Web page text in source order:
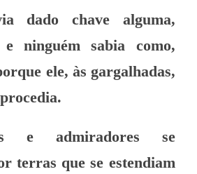
dado chave alguma,
ninguém sabia como,
ele, às gargalhadas,
e admiradores se
terras que se estendiam